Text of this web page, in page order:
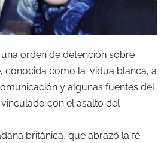
orden de detención sobre
como la ‘vidua blanca’, a
y algunas fuentes del
con el asalto del
británica, que abrazó la fé